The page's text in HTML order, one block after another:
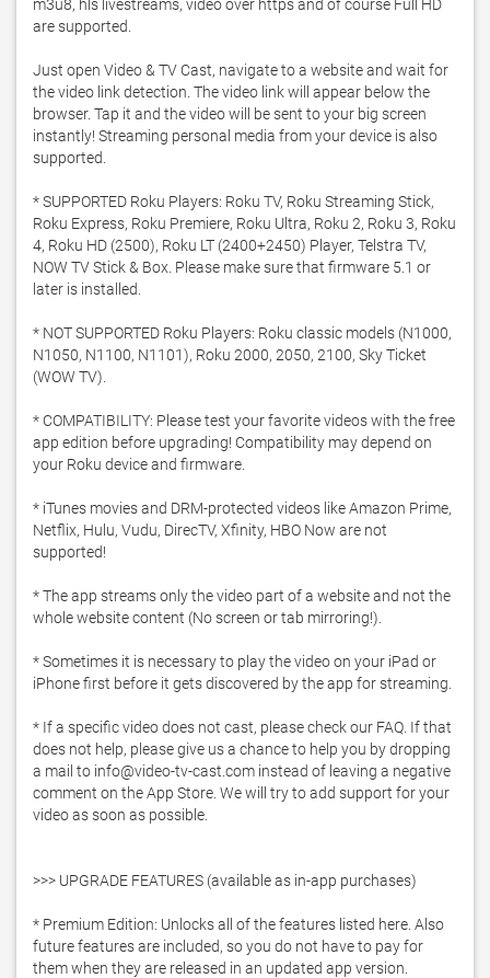
m3u8, hls livestreams, video over https and of course Full HD
are supported.
Just open Video & TV Cast, navigate to a website and wait for
the video link detection. The video link will appear below the
browser. Tap it and the video will be sent to your big screen
instantly! Streaming personal media from your device is also
supported.
* SUPPORTED Roku Players: Roku TV, Roku Streaming Stick,
Roku Express, Roku Premiere, Roku Ultra, Roku 2, Roku 3, Roku
4, Roku HD (2500), Roku LT (2400+2450) Player, Telstra TV,
NOW TV Stick & Box. Please make sure that firmware 5.1 or
later is installed.
* NOT SUPPORTED Roku Players: Roku classic models (N1000,
N1050, N1100, N1101), Roku 2000, 2050, 2100, Sky Ticket
(WOW TV).
* COMPATIBILITY: Please test your favorite videos with the free
app edition before upgrading! Compatibility may depend on
your Roku device and firmware.
* iTunes movies and DRM-protected videos like Amazon Prime,
Netflix, Hulu, Vudu, DirecTV, Xfinity, HBO Now are not
supported!
* The app streams only the video part of a website and not the
whole website content (No screen or tab mirroring!).
* Sometimes it is necessary to play the video on your iPad or
iPhone first before it gets discovered by the app for streaming.
* If a specific video does not cast, please check our FAQ. If that
does not help, please give us a chance to help you by dropping
a mail to info@video-tv-cast.com instead of leaving a negative
comment on the App Store. We will try to add support for your
video as soon as possible.
>>> UPGRADE FEATURES (available as in-app purchases)
* Premium Edition: Unlocks all of the features listed here. Also
future features are included, so you do not have to pay for
them when they are released in an updated app version.